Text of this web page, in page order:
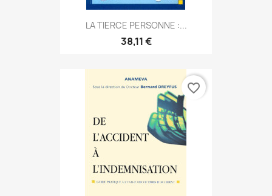
LA TIERCE PERSONNE :...
38,11 €
favorite_border